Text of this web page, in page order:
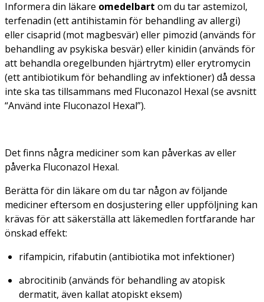
Informera din läkare omedelbart om du tar astemizol,
terfenadin (ett antihistamin för behandling av allergi)
eller cisaprid (mot magbesvär) eller pimozid (används för
behandling av psykiska besvär) eller kinidin (används för
att behandla oregelbunden hjärtrytm) eller erytromycin
(ett antibiotikum för behandling av infektioner) då dessa
inte ska tas tillsammans med Fluconazol Hexal (se avsnitt
“Använd inte Fluconazol Hexal”).
Det finns några mediciner som kan påverkas av eller
påverka Fluconazol Hexal.
Berätta för din läkare om du tar någon av följande
mediciner eftersom en dosjustering eller uppföljning kan
krävas för att säkerställa att läkemedlen fortfarande har
önskad effekt:
rifampicin, rifabutin (antibiotika mot infektioner)
abrocitinib (används för behandling av atopisk
dermatit, även kallat atopiskt eksem)